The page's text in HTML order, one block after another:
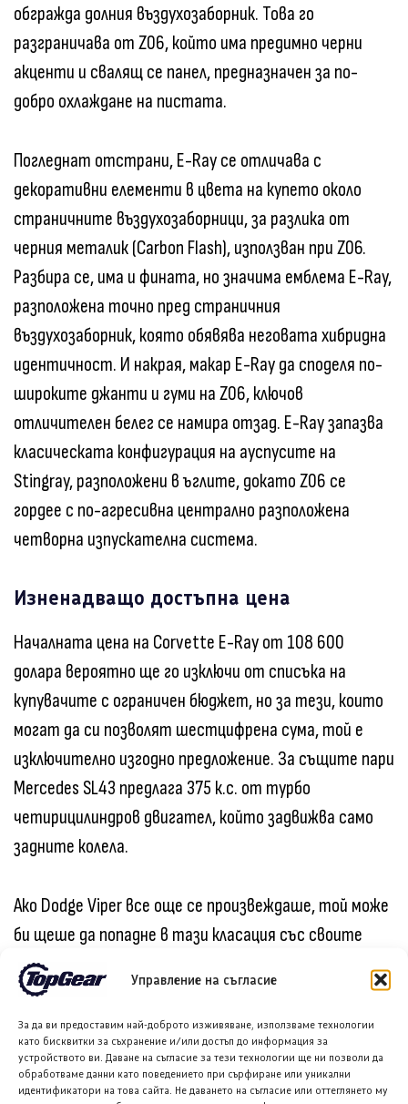
Управление на съгласие
За да ви предоставим най-доброто изживяване, използваме технологии
като бисквитки за съхранение и/или достъп до информация за
устройството ви. Даване на съгласие за тези технологии ще ни позволи да
обработваме данни като поведението при сърфиране или уникални
идентификатори на това сайта. Не даването на съгласие или оттеглянето му
обгражда долния въздухозаборник. Това го
разграничава от Z06, който има предимно черни
акценти и свалящ се панел, предназначен за по-
добро охлаждане на пистата.
Погледнат отстрани, E-Ray се отличава с
декоративни елементи в цвета на купето около
страничните въздухозаборници, за разлика от
черния металик (Carbon Flash), използван при Z06.
Разбира се, има и фината, но значима емблема E-Ray,
разположена точно пред страничния
въздухозаборник, която обявява неговата хибридна
идентичност. И накрая, макар E-Ray да споделя по-
широките джанти и гуми на Z06, ключов
отличителен белег се намира отзад. E-Ray запазва
класическата конфигурация на ауспусите на
Stingray, разположени в ъглите, докато Z06 се
гордее с по-агресивна централно разположена
четворна изпускателна система.
Изненадващо достъпна цена
Началната цена на Corvette E-Ray от 108 600
долара вероятно ще го изключи от списъка на
купувачите с ограничен бюджет, но за тези, които
могат да си позволят шестцифрена сума, той е
изключително изгодно предложение. За същите пари
Mercedes SL43 предлага 375 к.с. от турбо
четирицилиндров двигател, който задвижва само
задните колела.
Ако Dodge Viper все още се произвеждаше, той може
би щеше да попадне в тази класация със своите
стандартни 640 к.с. и начална цена под 90 000
долара. За съжаление, тази американска легенда
вече е част от историята.
Последвайте ни в Google News